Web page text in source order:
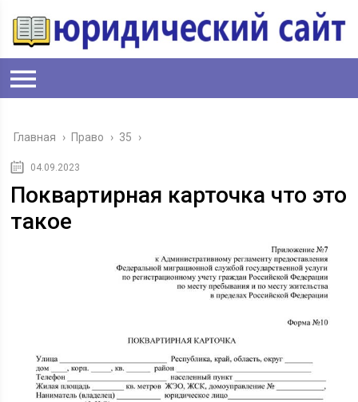
Главная › Право › 35 ›
04.09.2023
Поквартирная карточка что это
такое